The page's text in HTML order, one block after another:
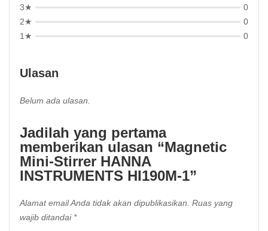
3★
0
2★
0
1★
0
Ulasan
Belum ada ulasan.
Jadilah yang pertama
memberikan ulasan “Magnetic
Mini-Stirrer HANNA
INSTRUMENTS HI190M-1”
Alamat email Anda tidak akan dipublikasikan. Ruas yang
wajib ditandai *